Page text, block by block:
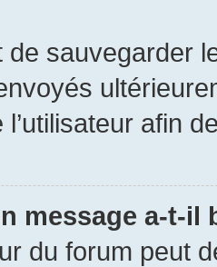
de sauvegarder
l’utilisateur afin
message a-t-il
du forum peut